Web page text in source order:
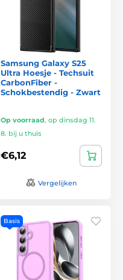
Samsung Galaxy S25
Ultra Hoesje - Techsuit
CarbonFiber -
Schokbestendig - Zwart
Op voorraad, op dinsdag 11.
8. bij u thuis
€6,12
Vergelijken
Basis